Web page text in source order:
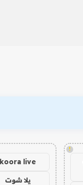
!
koora live
يلا شوت